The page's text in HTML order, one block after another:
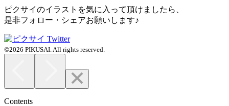
ピクサイのイラストを気に入って頂けましたら、
是非フォロー・シェアお願いします♪
©2026 PIKUSAI. All rights reserved.
Contents